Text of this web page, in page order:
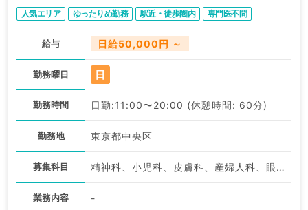
人気エリア ゆったりめ勤務 駅近・徒歩圏内 専門医不問
給与 日給50,000円 ～
勤務曜日 日
勤務時間 日勤:11:00〜20:00 (休憩時間: 60分)
勤務地 東京都中央区
募集科目 精神科、小児科、皮膚科、産婦人科、眼科、耳鼻咽喉科、放射線科、麻酔科、一般内科、外科系全般、一般外科、美容皮膚科、病理科、基礎医学系、科目不問
業務内容 -